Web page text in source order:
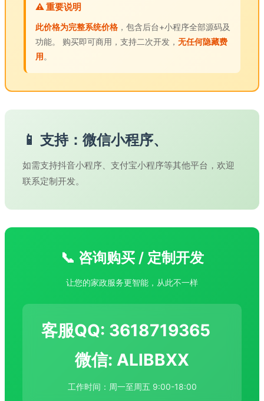
⚠️ 重要说明
此价格为完整系统价格 ，包含后台+小程序全部源码及
功能。 购买即可商用，支持二次开发， 无任何隐藏费
用。
📱 支持：微信小程序、
如需支持抖音小程序、支付宝小程序等其他平台，欢迎
联系定制开发。
📞 咨询购买 / 定制开发
让您的家政服务更智能，从此不一样
客服QQ: 3618719365
微信: ALIBBXX
工作时间：周一至周五 9:00-18:00